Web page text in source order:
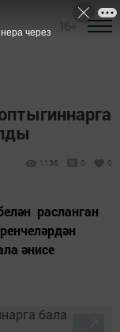
1136 0 0
расланган
әнисе
через